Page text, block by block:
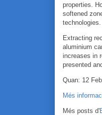
properties.
softened
Extracting
aluminium
increases in
presented
Quan: 12
Més
Més posts d'